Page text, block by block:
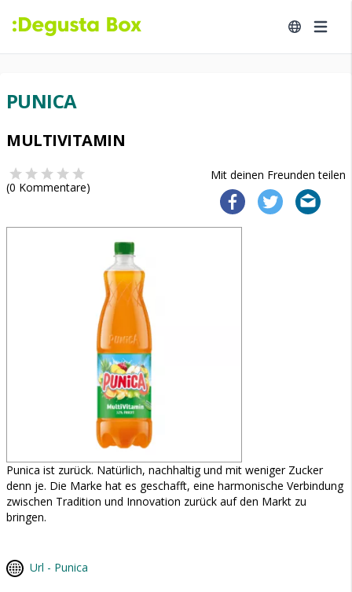
PUNICA
MULTIVITAMIN
Mit deinen Freunden teilen
(0 Kommentare)
Punica ist zurück. Natürlich, nachhaltig und mit weniger Zucker
denn je. Die Marke hat es geschafft, eine harmonische Verbindung
zwischen Tradition und Innovation zurück auf den Markt zu
bringen.
Url - Punica